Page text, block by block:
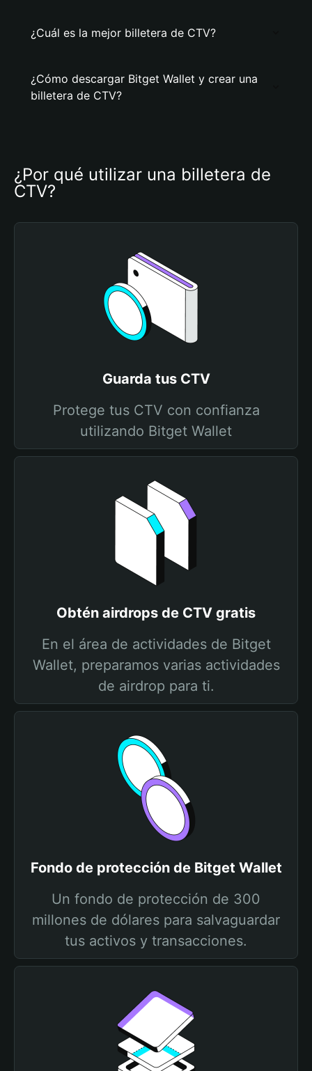
¿Cuál es la mejor billetera de CTV?
¿Cómo descargar Bitget Wallet y crear una
billetera de CTV?
¿Por qué utilizar una billetera de
CTV?
Guarda tus CTV
Protege tus CTV con confianza
utilizando Bitget Wallet
Obtén airdrops de CTV gratis
En el área de actividades de Bitget
Wallet, preparamos varias actividades
de airdrop para ti.
Fondo de protección de Bitget Wallet
Un fondo de protección de 300
millones de dólares para salvaguardar
tus activos y transacciones.